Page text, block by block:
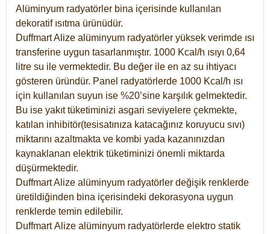
Alüminyum radyatörler bina içerisinde kullanılan
dekoratif ısıtma ürünüdür.
Duffmart Alize alüminyum radyatörler yüksek verimde ısı
transferine uygun tasarlanmıştır. 1000 Kcal/h ısıyı 0,64
litre su ile vermektedir. Bu değer ile en az su ihtiyacı
gösteren üründür. Panel radyatörlerde 1000 Kcal/h ısı
için kullanılan suyun ise %20’sine karşılık gelmektedir.
Bu ise yakıt tüketiminizi asgari seviyelere çekmekte,
katılan inhibitör(tesisatınıza katacağınız koruyucu sıvı)
miktarını azaltmakta ve kombi yada kazanınızdan
kaynaklanan elektrik tüketiminizi önemli miktarda
düşürmektedir.
Duffmart Alize alüminyum radyatörler değişik renklerde
üretildiğinden bina içerisindeki dekorasyona uygun
renklerde temin edilebilir.
DuffmartAlize alüminyum radyatörlerde elektro statik